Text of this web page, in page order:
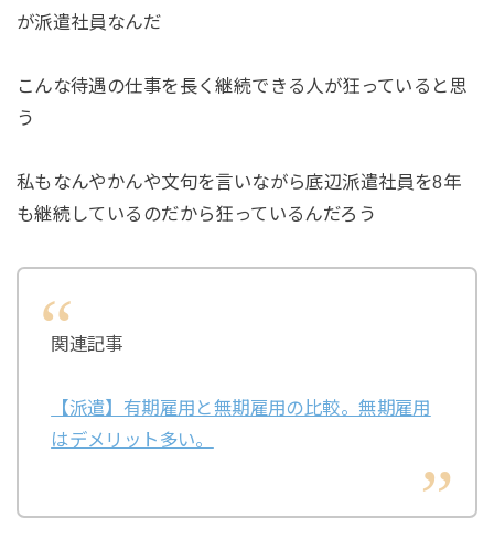
が派遣社員なんだ
こんな待遇の仕事を長く継続できる人が狂っていると思
う
私もなんやかんや文句を言いながら底辺派遣社員を8年
も継続しているのだから狂っているんだろう
関連記事
【派遣】有期雇用と無期雇用の比較。無期雇用
はデメリット多い。